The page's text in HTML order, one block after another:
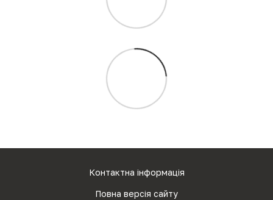
Контактна інформація
Повна версія сайту